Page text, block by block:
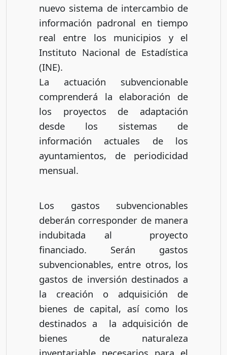
nuevo sistema de intercambio de
información padronal en tiempo
real entre los municipios y el
Instituto Nacional de Estadística
(INE).
La actuación subvencionable
comprenderá la elaboración de
los proyectos de adaptación
desde los sistemas de
información actuales de los
ayuntamientos, de periodicidad
mensual.
Los gastos subvencionables
deberán corresponder de manera
indubitada al proyecto
financiado. Serán gastos
subvencionables, entre otros, los
gastos de inversión destinados a
la creación o adquisición de
bienes de capital, así como los
destinados a la adquisición de
bienes de naturaleza